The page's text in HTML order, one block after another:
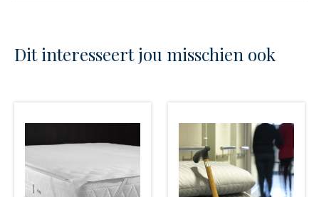
Dit interesseert jou misschien ook